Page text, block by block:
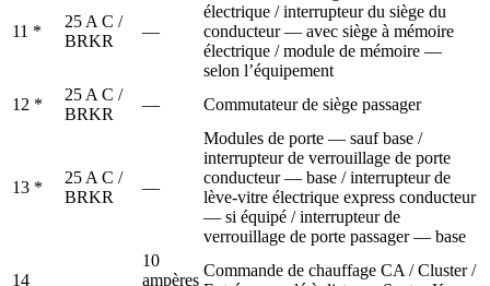
11 *
25 A C /
BRKR
—
électrique / interrupteur du siège du
conducteur — avec siège à mémoire
électrique / module de mémoire —
selon l’équipement
12 *
25 A C /
BRKR
— Commutateur de siège passager
13 *
25 A C /
BRKR
—
Modules de porte — sauf base /
interrupteur de verrouillage de porte
conducteur — base / interrupteur de
lève-vitre électrique express conducteur
— si équipé / interrupteur de
verrouillage de porte passager — base
14
10
ampères
Commande de chauffage CA / Cluster /